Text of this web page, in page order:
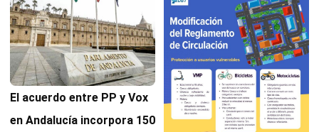
El acuerdo entre PP y Vox
en Andalucía incorpora 150